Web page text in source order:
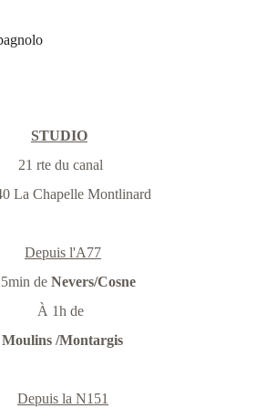
STUDIO
21 rte du canal
La Chapelle Montlinard
Depuis l'A77
de Nevers/Cosne
À 1h de
Moulins /Montargis
Depuis la N151